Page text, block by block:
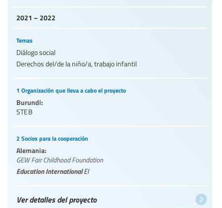
2021 – 2022
Temas
Diálogo social
Derechos del/de la niño/a, trabajo infantil
1 Organización que lleva a cabo el proyecto
Burundi:
STEB
2 Socios para la cooperación
Alemania:
GEW Fair Childhood Foundation
Education InternationalEI
Ver detalles del proyecto